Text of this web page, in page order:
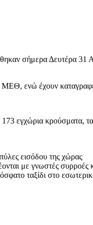
σήμερα Δευτέρα
ενώ έχουν
εγχώρια κρούσματα,
εισόδου της χώρας
με γνωστές συρροές
ταξίδι στο